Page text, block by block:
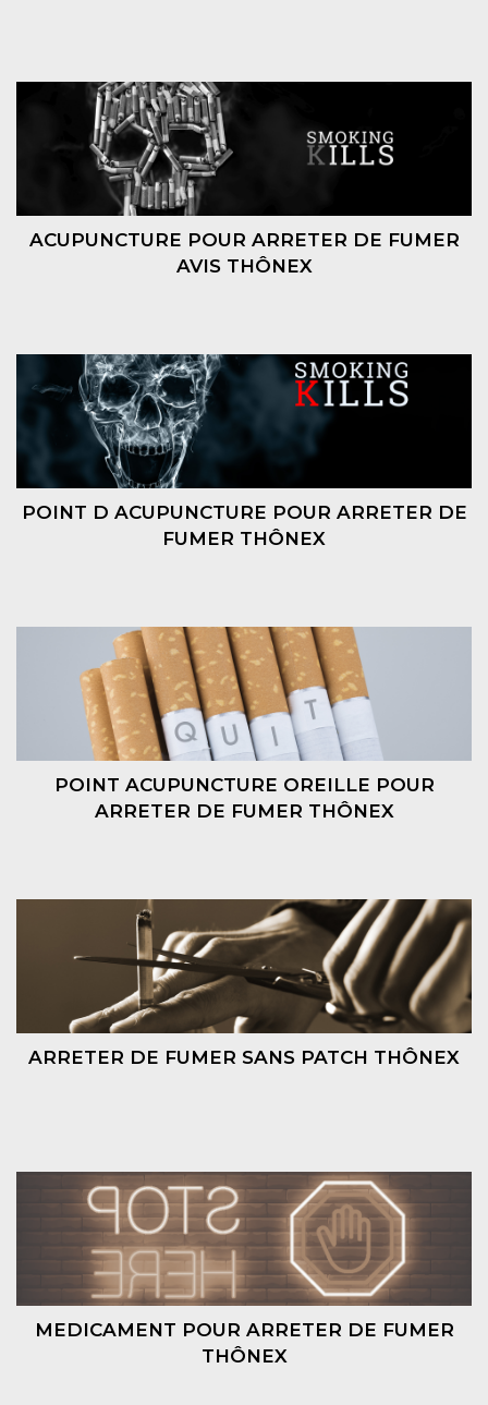
ACUPUNCTURE POUR ARRETER DE FUMER
AVIS THÔNEX
POINT D ACUPUNCTURE POUR ARRETER DE
FUMER THÔNEX
POINT ACUPUNCTURE OREILLE POUR
ARRETER DE FUMER THÔNEX
ARRETER DE FUMER SANS PATCH THÔNEX
MEDICAMENT POUR ARRETER DE FUMER
THÔNEX